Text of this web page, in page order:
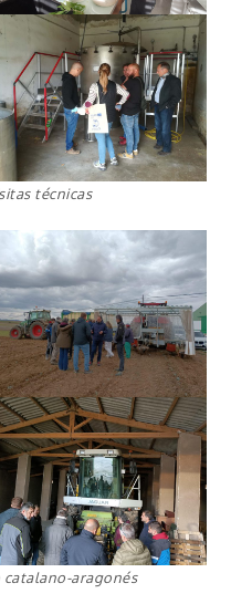
técnicas
aragonés